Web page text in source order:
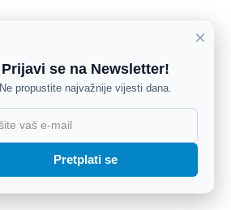
×
Prijavi se na Newsletter!
Ne propustite najvažnije vijesti dana.
Pretplati se